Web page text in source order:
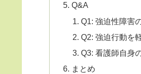
Q&A
Q1: 強迫性障害
Q2: 強迫行動を
Q3: 看護師自身
まとめ